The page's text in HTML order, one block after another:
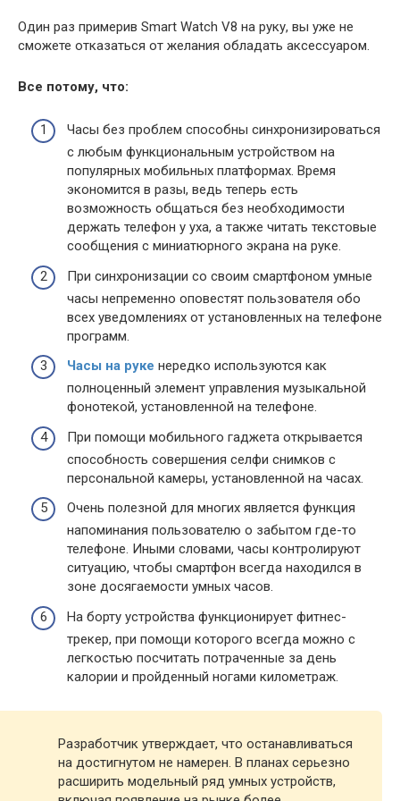
Один раз примерив Smart Watch V8 на руку, вы уже не
сможете отказаться от желания обладать аксессуаром.
Все потому, что:
Часы без проблем способны синхронизироваться
с любым функциональным устройством на
популярных мобильных платформах. Время
экономится в разы, ведь теперь есть
возможность общаться без необходимости
держать телефон у уха, а также читать текстовые
сообщения с миниатюрного экрана на руке.
При синхронизации со своим смартфоном умные
часы непременно оповестят пользователя обо
всех уведомлениях от установленных на телефоне
программ.
Часы на руке нередко используются как
полноценный элемент управления музыкальной
фонотекой, установленной на телефоне.
При помощи мобильного гаджета открывается
способность совершения селфи снимков с
персональной камеры, установленной на часах.
Очень полезной для многих является функция
напоминания пользователю о забытом где-то
телефоне. Иными словами, часы контролируют
ситуацию, чтобы смартфон всегда находился в
зоне досягаемости умных часов.
На борту устройства функционирует фитнес-
трекер, при помощи которого всегда можно с
легкостью посчитать потраченные за день
калории и пройденный ногами километраж.
Разработчик утверждает, что останавливаться
на достигнутом не намерен. В планах серьезно
расширить модельный ряд умных устройств,